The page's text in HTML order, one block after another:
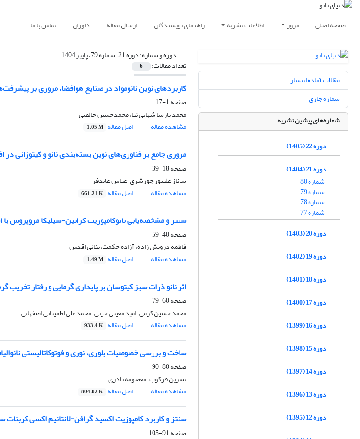
صفحه اصلی مرور اطلاعات نشریه راهنمای نویسندگان ارسال مقاله داوران تماس با ما
دوره و شماره:دوره 21، شماره 79، پاییز 1404
تعداد مقالات: 6
کاربردهای نوین نانومواد در صنایع هوافضا، مروری بر
صفحه1-17
محمد پارسا شهابی نیا، محمدحسین خالصی
مشاهده مقاله
اصل مقاله 1.05 M
مروری جامع بر فناوری‌های نوین بسته‌بندی نانو و کیتوزانی در
صفحه18-39
ساناز علیپور جورشری، عباس عابدفر
مشاهده مقاله
اصل مقاله 661.21 K
سنتز و مشخصه‌یابی نانوکامپوزیت کراتین-سیلیکا مزوپروس با
صفحه40-59
فاطمه درویش زاده، آزاده حکمت، بنائی اقدس
مشاهده مقاله
اصل مقاله 1.49 M
اثر نانو ذرات سبز کیتوسان بر پایداری گرمایی و رفتار
صفحه60-79
محمد حسین کرمی، امید معینی جزنی، محمد علی اطمینانی اصفهانی
مشاهده مقاله
اصل مقاله 933.4 K
ساخت و بررسی خصوصیات بلوری، نوری و فوتوکاتالیستی
صفحه80-90
نسرین قزکوب، معصومه نادری
مشاهده مقاله
اصل مقاله 804.02 K
سنتز و کاربرد کامپوزیت اکسید گرافن-لانتانیم اکسی
صفحه91-105
مقالات آماده انتشار
شماره جاری
شماره‌های پیشین نشریه
دوره 22 (1405)
دوره 21 (1404)
شماره 80
شماره 79
شماره 78
شماره 77
دوره 20 (1403)
دوره 19 (1402)
دوره 18 (1401)
دوره 17 (1400)
دوره 16 (1399)
دوره 15 (1398)
دوره 14 (1397)
دوره 13 (1396)
دوره 12 (1395)